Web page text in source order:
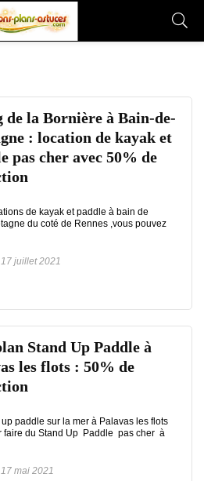
de la Bornière à Bain-de-
: location de kayak et
pas cher avec 50% de
de kayak et paddle à bain de
du coté de Rennes ,vous pouvez
17 juillet 2021
Stand Up Paddle à
les flots : 50% de
paddle sur la mer à Palavas les flots
faire du Stand Up Paddle pas cher à
17 mai 2021